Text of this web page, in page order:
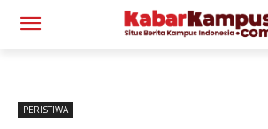
PERISTIWA